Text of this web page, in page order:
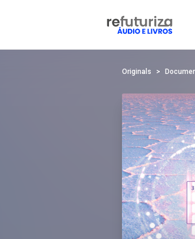
Originals